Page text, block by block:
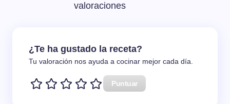
valoraciones
¿Te ha gustado la receta?
Tu valoración nos ayuda a cocinar mejor cada día.
Puntuar